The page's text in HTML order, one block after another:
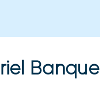
Banque